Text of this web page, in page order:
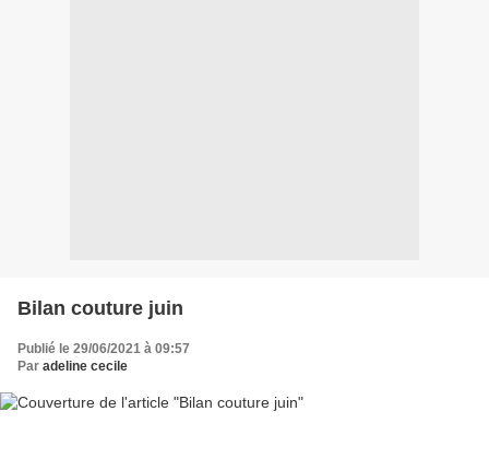
Bilan couture juin
Publié le 29/06/2021 à 09:57
Par adeline cecile